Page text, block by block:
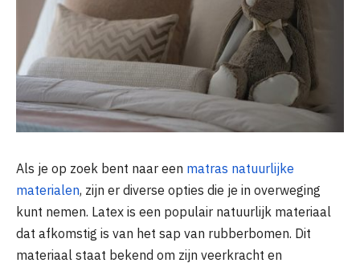
Als je op zoek bent naar een matras natuurlijke
materialen, zijn er diverse opties die je in overweging
kunt nemen. Latex is een populair natuurlijk materiaal
dat afkomstig is van het sap van rubberbomen. Dit
materiaal staat bekend om zijn veerkracht en